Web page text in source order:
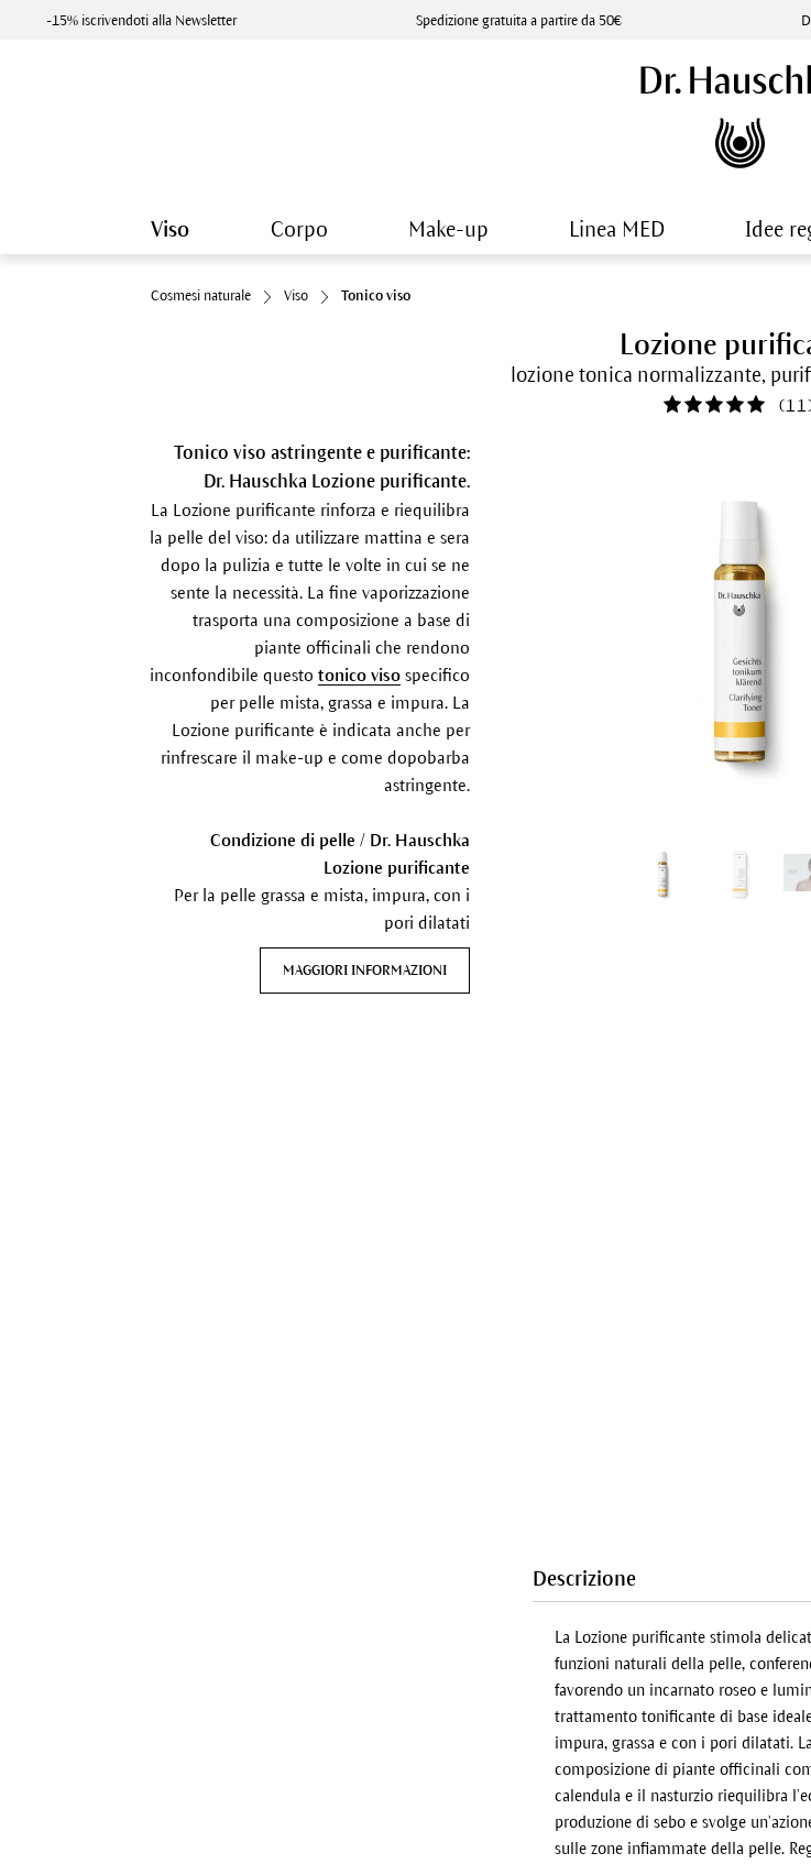
-15% iscrivendoti alla Newsletter Spedizione gratuita a partire da 50€
Viso Corpo Make-up Linea MED Idee
Cosmesi naturale Viso Tonico viso
Lozione
lozione tonica normalizzante,
(11
Tonico viso astringente e purificante:
Dr. Hauschka Lozione purificante.
La Lozione purificante rinforza e riequilibra
la pelle del viso: da utilizzare mattina e sera
dopo la pulizia e tutte le volte in cui se ne
sente la necessità. La fine vaporizzazione
trasporta una composizione a base di
piante officinali che rendono
inconfondibile questo tonico visospecifico
per pelle mista, grassa e impura. La
Lozione purificante è indicata anche per
rinfrescare il make-up e come dopobarba
astringente.
Condizione di pelle / Dr. Hauschka
Lozione purificante
Per la pelle grassa e mista, impura, con i
pori dilatati
MAGGIORI INFORMAZIONI
Descrizione
La Lozione purificante stimola
funzioni naturali della pelle,
favorendo un incarnato roseo e
trattamento tonificante di base
impura, grassa e con i pori dilatati.
composizione di piante officinali
calendula e il nasturzio riequilibra
produzione di sebo e svolge
sulle zone infiammate della pelle.